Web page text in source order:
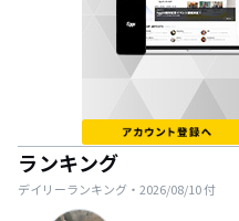
ランキング
デイリーランキング・ 2026/08/10付